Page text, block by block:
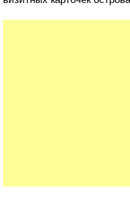
приняли решение
Сахары, чтобы создать